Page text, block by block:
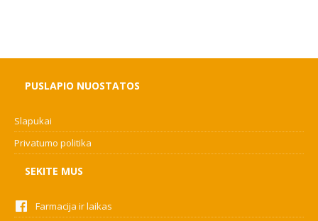
PUSLAPIO NUOSTATOS
Slapukai
Privatumo politika
SEKITE MUS
Farmacija ir laikas